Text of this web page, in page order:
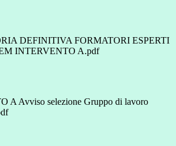
DEFINITIVA FORMATORI ESPERTI
INTERVENTO A.pdf
A Avviso selezione Gruppo di lavoro